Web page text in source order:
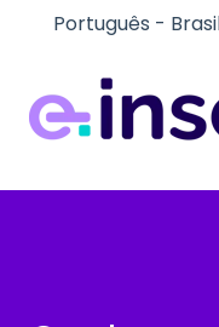
Português -